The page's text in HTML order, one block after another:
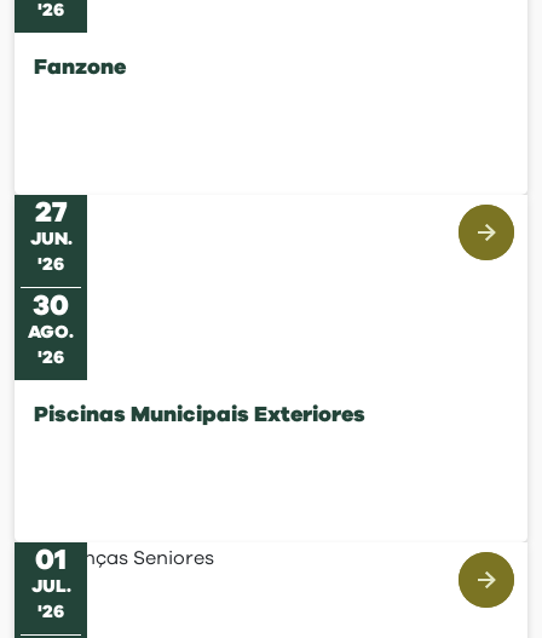
'26
Fanzone
27
JUN .
'26
30
AGO.
'26
Piscinas Municipais Exteriores
01
JUL.
'26